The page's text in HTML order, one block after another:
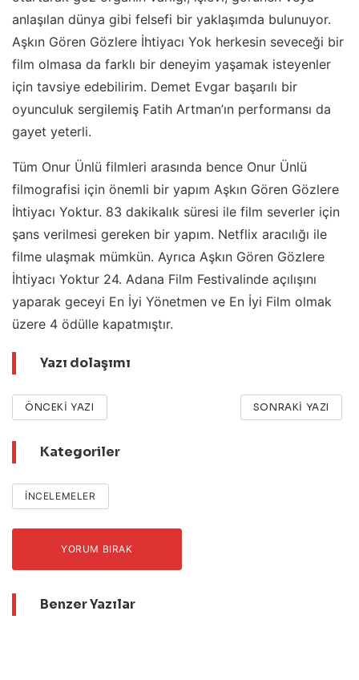
anlaşılan dünya gibi felsefi bir yaklaşımda bulunuyor.
Aşkın Gören Gözlere İhtiyacı Yok herkesin seveceği bir
film olmasa da farklı bir deneyim yaşamak isteyenler
için tavsiye edebilirim. Demet Evgar başarılı bir
oyunculuk sergilemiş Fatih Artman’ın performansı da
gayet yeterli.
Tüm Onur Ünlü filmleri arasında bence Onur Ünlü
filmografisi için önemli bir yapım Aşkın Gören Gözlere
İhtiyacı Yoktur. 83 dakikalık süresi ile film severler için
şans verilmesi gereken bir yapım. Netflix aracılığı ile
filme ulaşmak mümkün. Ayrıca Aşkın Gören Gözlere
İhtiyacı Yoktur 24. Adana Film Festivalinde açılışını
yaparak geceyi En İyi Yönetmen ve En İyi Film olmak
üzere 4 ödülle kapatmıştır.
Yazı dolaşımı
ÖNCEKI YAZI SONRAKI YAZI
Kategoriler
İNCELEMELER
YORUM BIRAK
Benzer Yazılar